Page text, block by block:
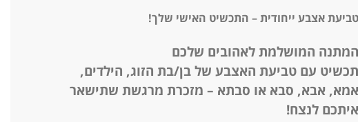
טביעת אצבע ייחודית – התכשיט האישי שלך!
המתנה המושלמת לאהובים שלכם
תכשיט עם טביעת האצבע של בן/בת הזוג, הילדים,
אמא, אבא, סבא או סבתא – מזכרת מרגשת שתישאר
איתכם לנצח!